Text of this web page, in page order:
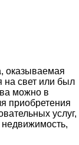
оказываемая
на свет или был
можно в
приобретения
услуг,
недвижимость,